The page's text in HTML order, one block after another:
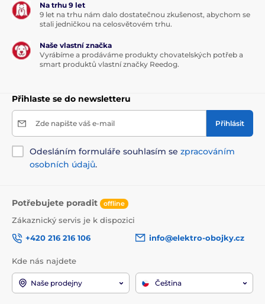
Když se v jediném produktu setká kvalita s moderní
úpravou, tak si výsledek snadno zamilujete!
Svěží,originální i praktický je proto i design vodítka
Reedog Senza. Dostanete ho nejen ve čtyřech různých
velikostech, ale i barevných variantách.
ilustrativní charakter.
Produkt je zařazen v kategoriích
Chovatelství Potřeby pro venčení
Pásková
Na trhu 9 let
9 let na trhu nám dalo dostatečnou zkušenost, abychom se
stali jedničkou na celosvětovém trhu.
Naše vlastní značka
Vyrábíme a prodáváme produkty chovatelských potřeb a
smart produktů vlastní značky Reedog.
Přihlaste se do newsletteru
Zde napište váš e-mail Přihlásit
Odesláním formuláře souhlasím se zpracováním
osobních údajů.
Potřebujete poradit offline
Zákaznický servis je k dispozici
+420 216 216 106
info@elektro-obojky.cz
Kde nás najdete
Naše prodejny Čeština